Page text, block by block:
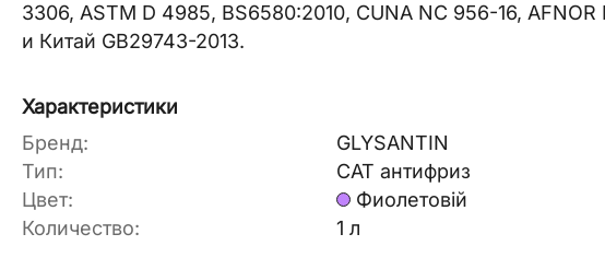
3306, ASTM D 4985, BS6580:2010, CUNA NC 956-16, AFNOR
и Китай GB29743-2013.
Характеристики
Бренд:
GLYSANTIN
Тип:
CAT антифриз
Цвет:
Фиолетовій
Количество:
1 л